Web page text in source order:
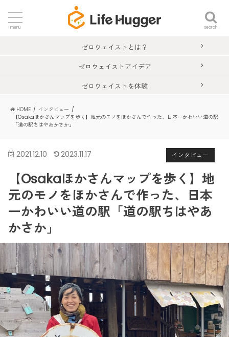
search
menu
ゼロウェイストとは？
ゼロウェイストアイデア
ゼロウェイストを体験
HOME
インタビュー
【Osakaほかさんマップを歩く】地元のモノをほかさんで作った、日本一かわいい道の駅
「道の駅ちはやあかさか」
インタビュー
2021.12.10 2023.11.17
【Osakaほかさんマップを歩く】地
元のモノをほかさんで作った、日本
一かわいい道の駅「道の駅ちはやあ
かさか」